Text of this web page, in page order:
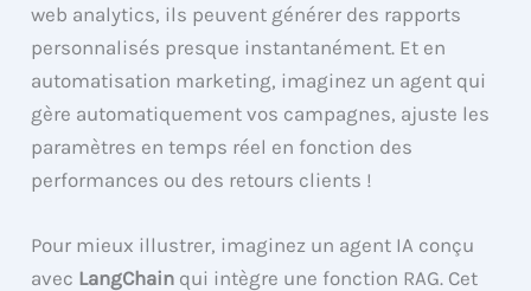
web analytics, ils peuvent générer des rapports
personnalisés presque instantanément. Et en
automatisation marketing, imaginez un agent qui
gère automatiquement vos campagnes, ajuste les
paramètres en temps réel en fonction des
performances ou des retours clients !
Pour mieux illustrer, imaginez un agent IA conçu
avec LangChain qui intègre une fonction RAG. Cet